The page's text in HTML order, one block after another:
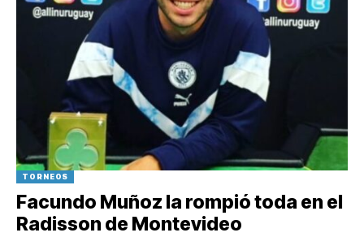
TORNEOS
Facundo Muñoz la rompió toda en el
Radisson de Montevideo